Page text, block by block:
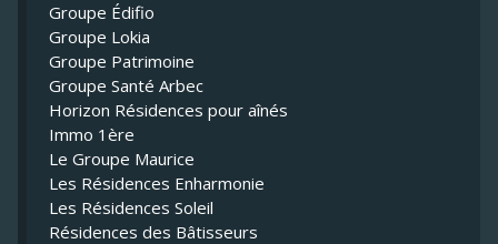
Groupe Édifio
Groupe Lokia
Groupe Patrimoine
Groupe Santé Arbec
Horizon Résidences pour aînés
Immo 1ère
Le Groupe Maurice
Les Résidences Enharmonie
Les Résidences Soleil
Résidences des Bâtisseurs